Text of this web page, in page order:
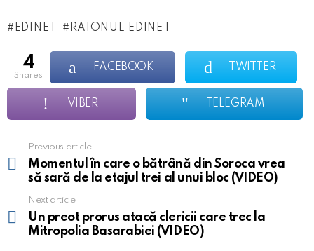
EDINET RAIONUL EDINET
4
shares
FACEBOOK TWITTER
VIBER TELEGRAM
more
Previous article
Momentul în care o bătrână din Soroca vrea
să sară de la etajul trei al unui bloc (VIDEO)
Next article
Un preot prorus atacă clericii care trec la
Mitropolia Basarabiei (VIDEO)